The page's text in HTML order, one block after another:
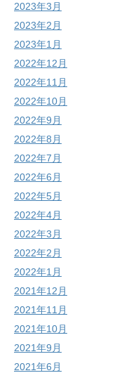
2023年3月
2023年2月
2023年1月
2022年12月
2022年11月
2022年10月
2022年9月
2022年8月
2022年7月
2022年6月
2022年5月
2022年4月
2022年3月
2022年2月
2022年1月
2021年12月
2021年11月
2021年10月
2021年9月
2021年6月